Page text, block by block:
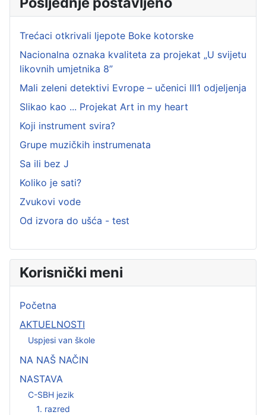
Trećaci otkrivali ljepote Boke kotorske
Nacionalna oznaka kvaliteta za projekat „U svijetu
likovnih umjetnika 8”
Mali zeleni detektivi Evrope – učenici III1 odjeljenja
Slikao kao ... Projekat Art in my heart
Koji instrument svira?
Grupe muzičkih instrumenata
Sa ili bez J
Koliko je sati?
Zvukovi vode
Od izvora do ušća - test
Korisnički meni
Početna
AKTUELNOSTI
Uspjesi van škole
NA NAŠ NAČIN
NASTAVA
C-SBH jezik
1. razred